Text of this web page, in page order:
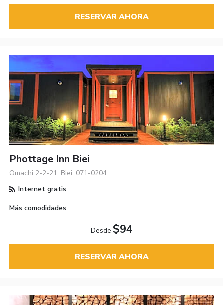
RESERVAR AHORA
Phottage Inn Biei
Omachi 2-2-21, Biei, 071-0204
Internet gratis
Más comodidades
Desde $94
RESERVAR AHORA